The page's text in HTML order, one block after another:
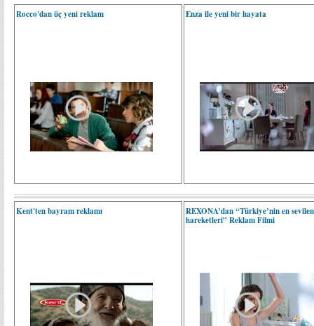
Rocco'dan üç yeni reklam Enza ile yeni bir hayata
Kent'ten bayram reklamı
REXONA’dan “Türkiye’nin en sevilen
hareketleri” Reklam Filmi